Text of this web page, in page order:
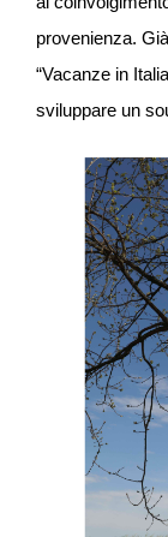
provenienza.
“Vacanze in
sviluppare un